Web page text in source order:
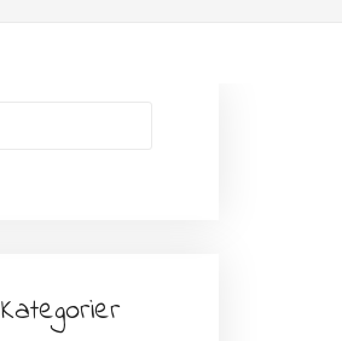
Kategorier